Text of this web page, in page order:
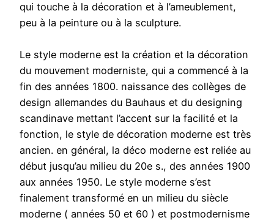
qui touche à la décoration et à l’ameublement,
peu à la peinture ou à la sculpture.
Le style moderne est la création et la décoration
du mouvement moderniste, qui a commencé à la
fin des années 1800. naissance des collèges de
design allemandes du Bauhaus et du designing
scandinave mettant l’accent sur la facilité et la
fonction, le style de décoration moderne est très
ancien. en général, la déco moderne est reliée au
début jusqu’au milieu du 20e s., des années 1900
aux années 1950. Le style moderne s’est
finalement transformé en un milieu du siècle
moderne ( années 50 et 60 ) et postmodernisme